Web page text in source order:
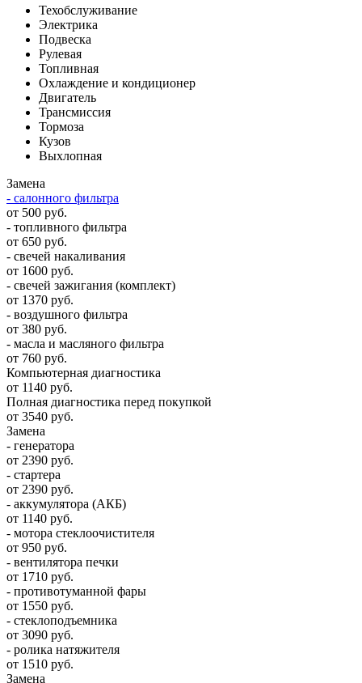
Техобслуживание
Электрика
Подвеска
Рулевая
Топливная
Охлаждение и кондиционер
Двигатель
Трансмиссия
Тормоза
Кузов
Выхлопная
Замена
- салонного фильтра
от 500 руб.
- топливного фильтра
от 650 руб.
- свечей накаливания
от 1600 руб.
- свечей зажигания (комплект)
от 1370 руб.
- воздушного фильтра
от 380 руб.
- масла и масляного фильтра
от 760 руб.
Компьютерная диагностика
от 1140 руб.
Полная диагностика перед покупкой
от 3540 руб.
Замена
- генератора
от 2390 руб.
- стартера
от 2390 руб.
- аккумулятора (АКБ)
от 1140 руб.
- мотора стеклоочистителя
от 950 руб.
- вентилятора печки
от 1710 руб.
- противотуманной фары
от 1550 руб.
- стеклоподъемника
от 3090 руб.
- ролика натяжителя
от 1510 руб.
Замена